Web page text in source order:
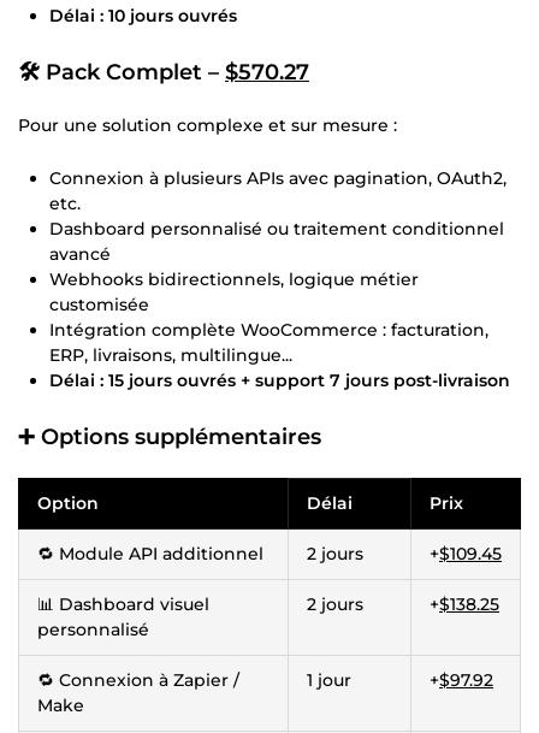
Délai : 10 jours ouvrés
🛠️ Pack Complet – $570.27
Pour une solution complexe et sur mesure :
Connexion à plusieurs APIs avec pagination, OAuth2,
etc.
Dashboard personnalisé ou traitement conditionnel
avancé
Webhooks bidirectionnels, logique métier
customisée
Intégration complète WooCommerce : facturation,
ERP, livraisons, multilingue...
Délai : 15 jours ouvrés + support 7 jours post-livraison
➕ Options supplémentaires
Option Délai Prix
🔁 Module API additionnel 2 jours +$109.45
📊 Dashboard visuel
personnalisé
2 jours +$138.25
🔁 Connexion à Zapier /
Make
1 jour +$97.92